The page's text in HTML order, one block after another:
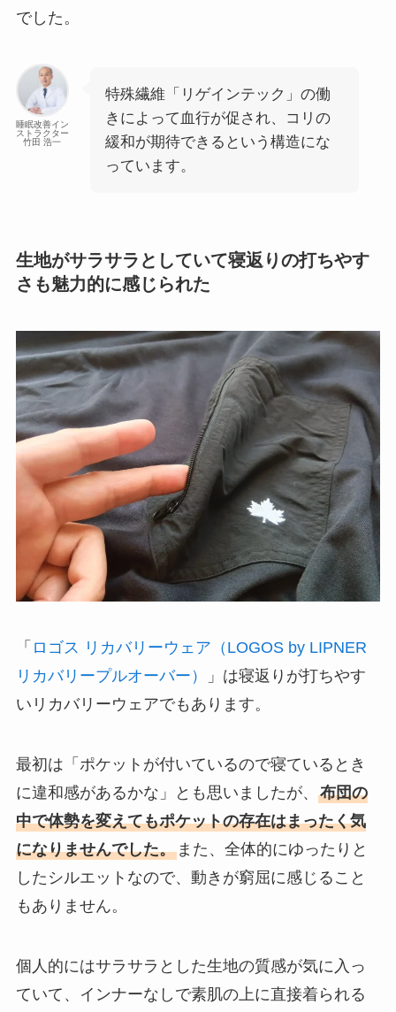
でした。
睡眠改善イン
ストラクター
竹田 浩一
特殊繊維「リゲインテック」の働
きによって血行が促され、コリの
緩和が期待できるという構造にな
っています。
生地がサラサラとしていて寝返りの打ちやす
さも魅力的に感じられた
「 ロゴス リカバリーウェア（LOGOS by LIPNER
リカバリープルオーバー）
」は寝返りが打ちやす
いリカバリーウェアでもあります。
最初は「ポケットが付いているので寝ているとき
に違和感があるかな」とも思いましたが、 布団の
中で体勢を変えてもポケットの存在はまったく気
になりませんでした。また、全体的にゆったりと
したシルエットなので、動きが窮屈に感じること
もありません。
個人的にはサラサラとした生地の質感が気に入っ
ていて、インナーなしで素肌の上に直接着られる